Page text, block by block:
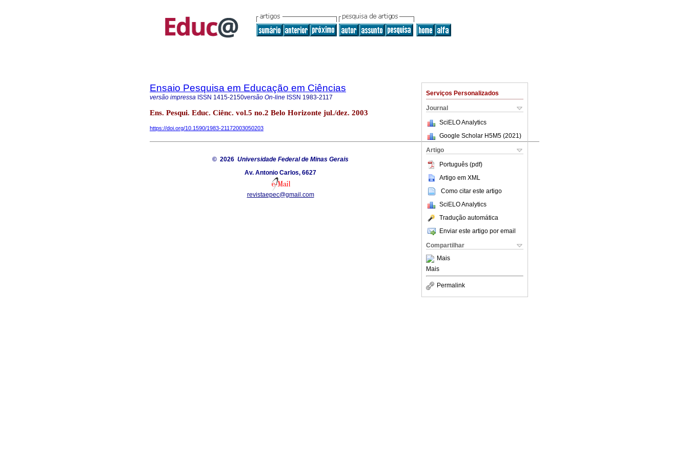
Serviços Personalizados
Journal
SciELO Analytics
Google Scholar H5M5 (2021 )
Artigo
Português (pdf)
Artigo em XML
Como citar este artigo
SciELO Analytics
Tradução automática
Enviar este artigo por email
Compartilhar
Mais
Mais
Permalink
Ensaio Pesquisa em Educação em Ciências
versão impressa ISSN 1415-2150versão On-line ISSN 1983-2117
Ens. Pesqui. Educ. Ciênc. vol.5 no.2 Belo Horizonte jul./dez. 2003
https://doi.org/10.1590/1983-21172003050203
© 2026 Universidade Federal de Minas Gerais
Av. Antonio Carlos, 6627
revistaepec@gmail.com